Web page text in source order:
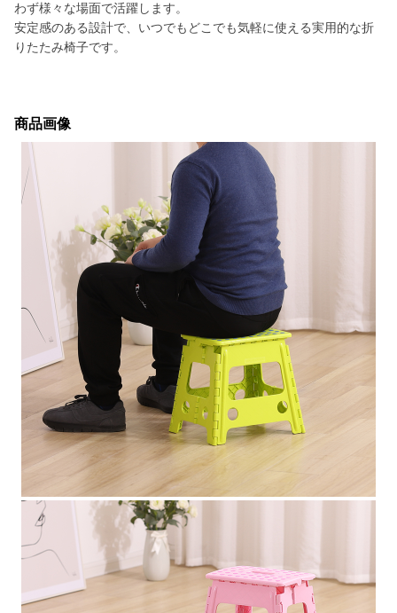
わず様々な場面で活躍します。
安定感のある設計で、いつでもどこでも気軽に使える実用的な折
りたたみ椅子です。
商品画像